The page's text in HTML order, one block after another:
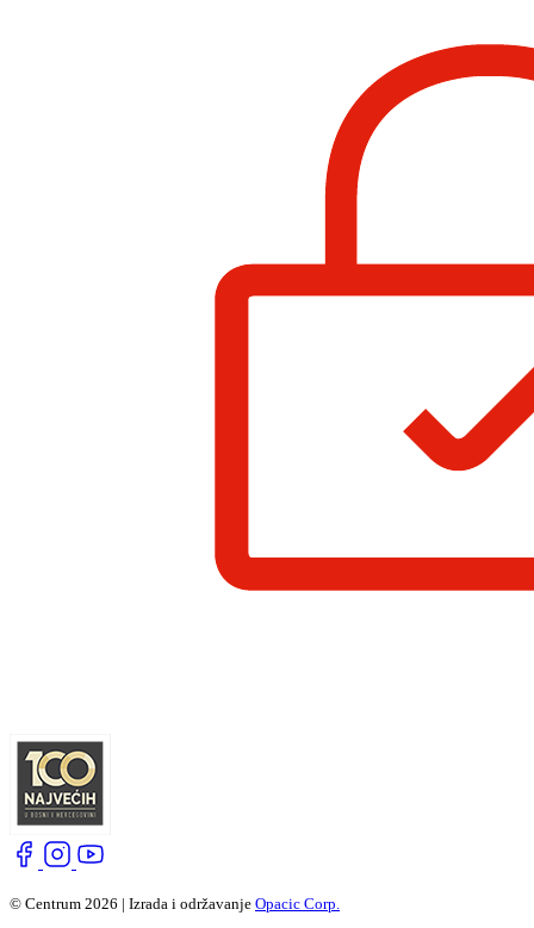
© Centrum 2026 | Izrada i održavanje Opacic Corp.